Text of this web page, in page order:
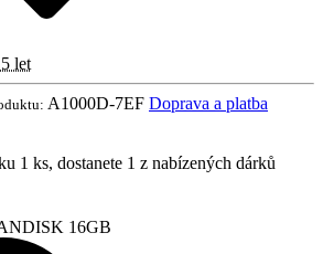
let
A1000D-7EF Doprava a platba
1 ks, dostanete 1 z nabízených dárků
16GB